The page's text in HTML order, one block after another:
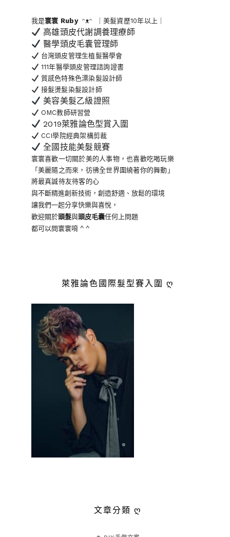
我是寰寰 Rubyᵔᴥᵔ ｜美髮資歷10年以上｜
高雄頭皮代謝調養理療師
醫學頭皮毛囊管理師
台灣頭皮管理生植髮醫學會
111年醫學頭皮管理諮詢證書
質感色特殊色漂染髮設計師
接髮燙髮染髮設計師
美容美髮乙級證照
OMC教師研習營
2019萊雅論色型賞入圍
CCI學院經典架構剪裁
全國技能美髮競賽
寰寰喜歡一切關於美的人事物，也喜歡吃喝玩樂
「美麗隨之而來，彷彿全世界圍繞著你的舞動」
將最真誠待友待客的心
與不斷精進創新技術，創造舒適、放鬆的環境
讓我們一起分享快樂與喜悅，
歡迎關於頭髮與頭皮毛囊任何上問題
都可以問寰寰唷 ^ ^
萊雅論色國際髮型賽入圍 ღ
文章分類 ღ